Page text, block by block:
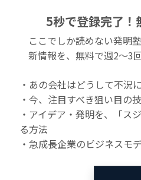
5秒で登録完了！
ここでしか読めない発明
新情報を、無料で週2〜3
・あの会社はどうして不況
・今、注目すべき狙い目の
・アイデア・発明を、「ス
る方法
・急成長企業のビジネスモ